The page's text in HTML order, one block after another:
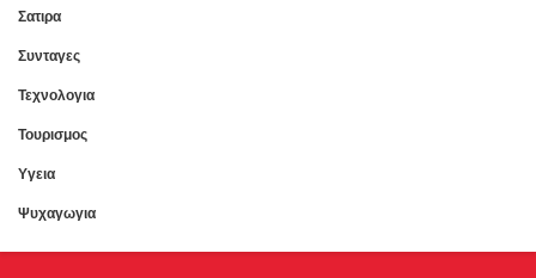
Σατιρα
Συνταγες
Τεχνολογια
Τουρισμος
Υγεια
Ψυχαγωγια